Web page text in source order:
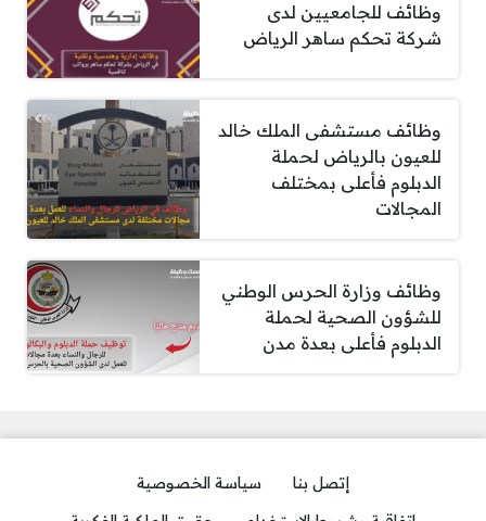
وظائف للجامعيين لدى
شركة تحكم ساهر الرياض
وظائف مستشفى الملك خالد
للعيون بالرياض لحملة
الدبلوم فأعلى بمختلف
المجالات
وظائف وزارة الحرس الوطني
للشؤون الصحية لحملة
الدبلوم فأعلى بعدة مدن
إتصل بنا
سياسة الخصوصية